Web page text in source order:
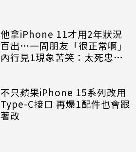
他拿iPhone 11才用2年狀況
百出…一問朋友「很正常啊」
內行見1現象苦笑：太死忠了
不只蘋果iPhone 15系列改用
Type-C接口 再爆1配件也會跟
著改